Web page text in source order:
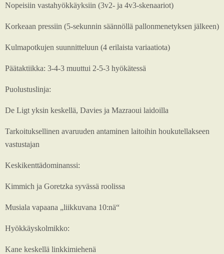
Nopeisiin vastahyökkäyksiin (3v2- ja 4v3-skenaariot)
Korkeaan pressiin (5-sekunnin säännöllä pallonmenetyksen jälkeen)
Kulmapotkujen suunnitteluun (4 erilaista variaatiota)
Päätaktiikka: 3-4-3 muuttui 2-5-3 hyökätessä
Puolustuslinja:
De Ligt yksin keskellä, Davies ja Mazraoui laidoilla
Tarkoituksellinen avaruuden antaminen laitoihin houkutellakseen
vastustajan
Keskikenttädominanssi:
Kimmich ja Goretzka syvässä roolissa
Musiala vapaana „liikkuvana 10:nä“
Hyökkäyskolmikko:
Kane keskellä linkkimiehenä